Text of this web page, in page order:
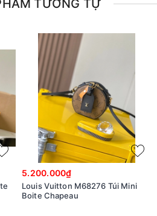
TƯƠNG TỰ
5.200.000₫
Louis Vuitton M68276 Túi Mini
Boite Chapeau